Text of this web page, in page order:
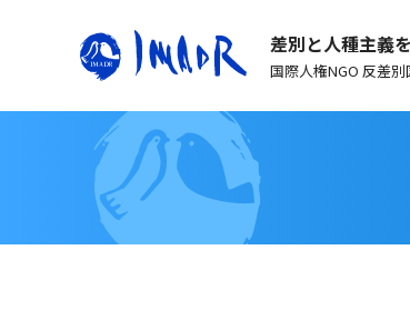
差別と人種主義
国際人権NGO 反差